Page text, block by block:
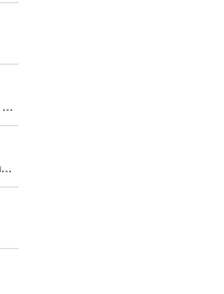
Mercato - OM - «Dès que je prends un club, je t’appellerai» : La promesse de Marcelino au moment de claquer la porte
Victime de racisme contre Murray, Kyrgios pousse un énorme coup de gueule !